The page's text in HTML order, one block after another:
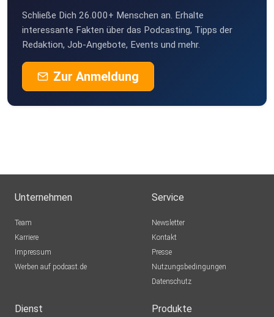
Erfurt
Puddingbrumsel
Barleben
Schließe Dich 26.000+ Menschen an. Erhalte
interessante Fakten über das Podcasting, Tipps der
Redaktion, Job-Angebote, Events und mehr.
Zur Anmeldung
Unternehmen
Team
Karriere
Impressum
Werben auf podcast.de
Service
Newsletter
Kontakt
Presse
Nutzungsbedingungen
Datenschutz
Dienst Produkte